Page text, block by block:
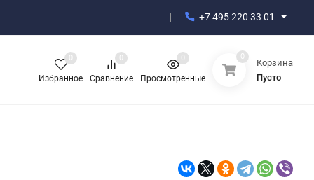
+7 495 220 33 01
Избранное
0
Сравнение
0
Просмотренные
0 0
Корзина
Пусто